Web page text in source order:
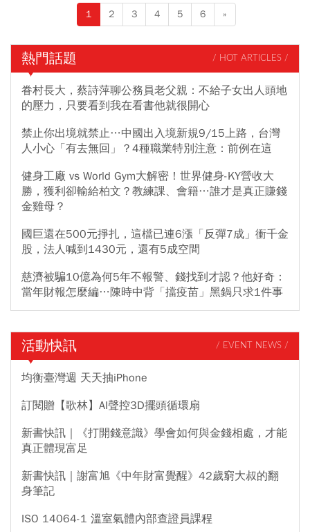
禦。他表示，台灣應該建立如豪豬般有利爪的抵禦能力，而嚇阻的
意義在於除了自身要有防衛能力，「同時也須展現自我捍衛的決
在討論3年後採購哪些武器。他表示，自己對台灣政治人物常說要和
中國談判「沒有意見」，但應先打造足夠國防能力，才能持續迭代
更新，台灣應效仿烏克蘭創新生態體系，而非單純仰賴傳統軍購。
1 2 3 4 5 6 »
熱門話題 / HOT ARTICLES /
眷村長大，蔡詩萍聊公務員老父親：不給子女出人頭地
的壓力，只要看到我在看書他就很開心
禁止你出境就禁止…中國出入境新規9/15上路，台灣
人小心「有去無回」？4種職業特別注意：前例在這
健身工廠 vs World Gym大解密！世界健身-KY營收大
勝，獲利卻輸給柏文？教練課、會籍…誰才是真正賺錢
金雞母？
國巨還在500元掙扎，這檔已連6漲「反彈7成」衝千金
股，法人喊到1430元，還有5成空間
慈濟被騙10億為何5年不報警、錢找到才認？他好奇：
當年財報怎麼編…陳時中背「擋疫苗」黑鍋只求1件事
活動快訊 / EVENT NEWS /
均衡臺灣週 天天抽iPhone
訂閱贈【歌林】AI聲控3D擺頭循環扇
新書快訊｜《打開錢意識》學會如何與金錢相處，才能
真正體現富足
新書快訊｜謝富旭《中年財富覺醒》42歲窮大叔的翻
身筆記
ISO 14064-1 溫室氣體內部查證員課程